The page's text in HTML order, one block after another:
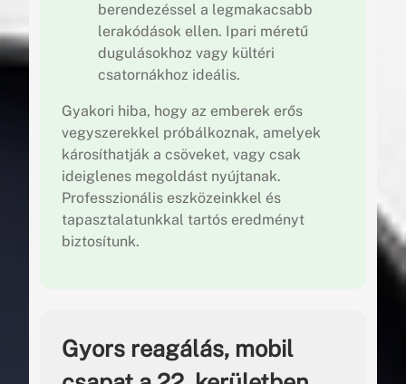
berendezéssel a legmakacsabb
lerakódások ellen. Ipari méretű
dugulásokhoz vagy kültéri
csatornákhoz ideális.
Gyakori hiba, hogy az emberek erős
vegyszerekkel próbálkoznak, amelyek
károsíthatják a csöveket, vagy csak
ideiglenes megoldást nyújtanak.
Professzionális eszközeinkkel és
tapasztalatunkkal tartós eredményt
biztosítunk.
Gyors reagálás, mobil